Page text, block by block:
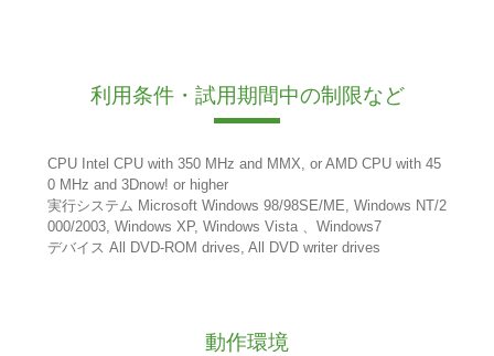
利用条件・試用期間中の制限など
CPU Intel CPU with 350 MHz and MMX, or AMD CPU with 45
0 MHz and 3Dnow! or higher
実行システム Microsoft Windows 98/98SE/ME, Windows NT/2
000/2003, Windows XP, Windows Vista 、Windows7
デバイス All DVD-ROM drives, All DVD writer drives
動作環境